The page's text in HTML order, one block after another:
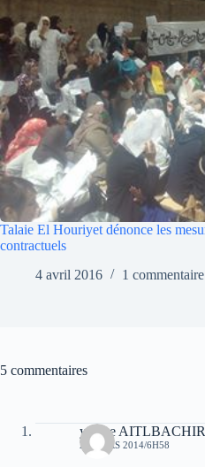
Talaie El Houriyet dénonce les
contractuels
4 avril 2016
1 commentaire
5 commentaires
yacine AITLBACHIR
21 MARS 2014/6H58